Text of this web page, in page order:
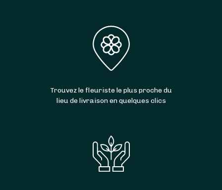
Trouvez le fleuriste le plus proche du
lieu de livraison en quelques clics